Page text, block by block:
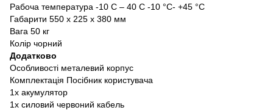
Рабоча температура -10 С – 40 С -10 °С- +45 °С
Габарити 550 х 225 х 380 мм
Вага 50 кг
Колір чорний
Додатково
Особливості металевий корпус
Комплектація Посібник користувача
1x акумулятор
1x силовий червоний кабель